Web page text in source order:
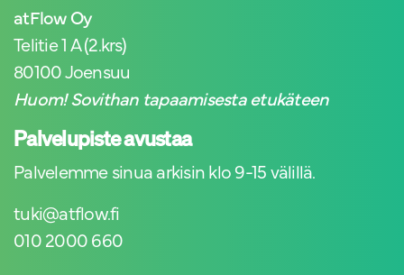
atFlow Oy
Telitie 1 A (2.krs)
80100 Joensuu
Huom! Sovithan tapaamisesta etukäteen
Palvelupiste avustaa
Palvelemme sinua arkisin klo 9-15 välillä.
tuki@atflow.fi
010 2000 660